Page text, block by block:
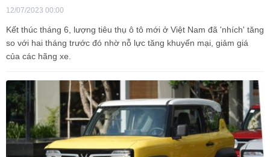
12/07/2023 00:00
Kết thúc tháng 6, lượng tiêu thụ ô tô mới ở Việt Nam đã 'nhích' tăng
so với hai tháng trước đó nhờ nỗ lực tăng khuyến mại, giảm giá
của các hãng xe.